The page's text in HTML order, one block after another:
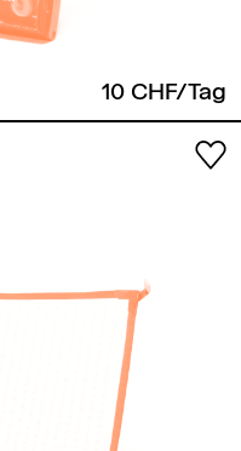
10 CHF/Tag